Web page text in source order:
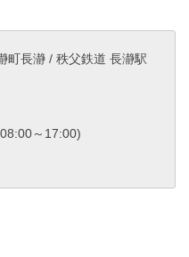
町長瀞 / 秩父鉄道 長瀞駅
～17:00)